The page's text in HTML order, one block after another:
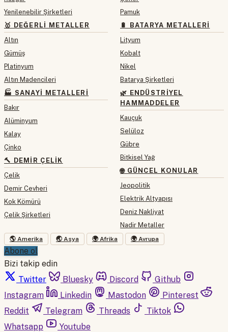
Yenilenebilir Şirketleri
🥇 DEĞERLI METALLER
Altın
Gümüş
Platinyum
Altın Madencileri
🏭 SANAYI METALLERI
Bakır
Alüminyum
Kalay
Çinko
🔨 DEMIR ÇELIK
Çelik
Demir Cevheri
Kok Kömürü
Çelik Şirketleri
Pamuk
🔋 BATARYA METALLERI
Lityum
Kobalt
Nikel
Batarya Şirketleri
🌿 ENDÜSTRIYEL
HAMMADDELER
Kauçuk
Selüloz
Gübre
Bitkisel Yağ
🌐 GÜNCEL KONULAR
Jeopolitik
Elektrik Altyapısı
Deniz Nakliyat
Nadir Metaller
🌎 Amerika 🌏 Asya 🌍 Afrika 🌍 Avrupa
Abone ol
Bizi takip edin
Twitter
Bluesky Discord
Github
Instagram
Linkedin Mastodon
Pinterest
Reddit
Telegram Threads
Tiktok
Whatsapp
Youtube